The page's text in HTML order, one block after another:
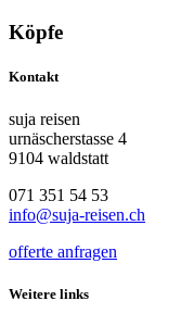
Köpfe
Kontakt
suja reisen
urnäscherstasse 4
9104 waldstatt
071 351 54 53
info@suja-reisen.ch
offerte anfragen
Weitere links